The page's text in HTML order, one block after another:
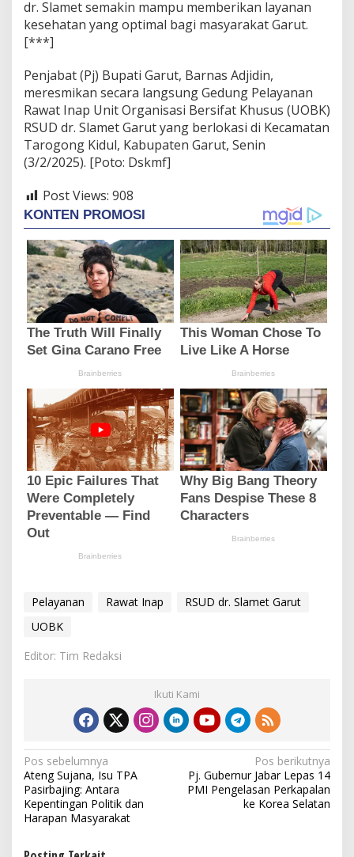
dr. Slamet semakin mampu memberikan layanan
kesehatan yang optimal bagi masyarakat Garut.
[***]
Penjabat (Pj) Bupati Garut, Barnas Adjidin,
meresmikan secara langsung Gedung Pelayanan
Rawat Inap Unit Organisasi Bersifat Khusus (UOBK)
RSUD dr. Slamet Garut yang berlokasi di Kecamatan
Tarogong Kidul, Kabupaten Garut, Senin
(3/2/2025). [Poto: Dskmf]
Post Views: 908
Pelayanan Rawat Inap
RSUD dr. Slamet Garut
UOBK
Editor: Tim Redaksi
Ikuti Kami
N
a
v
i
Pos sebelumnya
Ateng Sujana, Isu TPA
Pasirbajing: Antara
Kepentingan Politik dan
Harapan Masyarakat
Pos berikutnya
Pj. Gubernur Jabar Lepas 14
PMI Pengelasan Perkapalan
ke Korea Selatan